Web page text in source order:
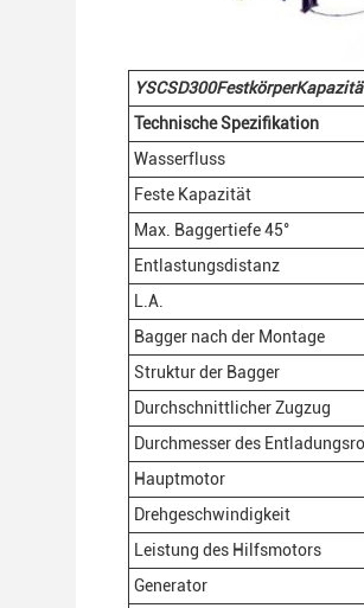
YSCSD300Festkörper
Technische Spezifikation
Wasserfluss
Feste Kapazität
Max. Baggertiefe 45°
Entlastungsdistanz
L.A.
Bagger nach der Montage
Struktur der Bagger
Durchschnittlicher Zugzug
Durchmesser des
Hauptmotor
Drehgeschwindigkeit
Leistung des Hilfsmotors
Generator